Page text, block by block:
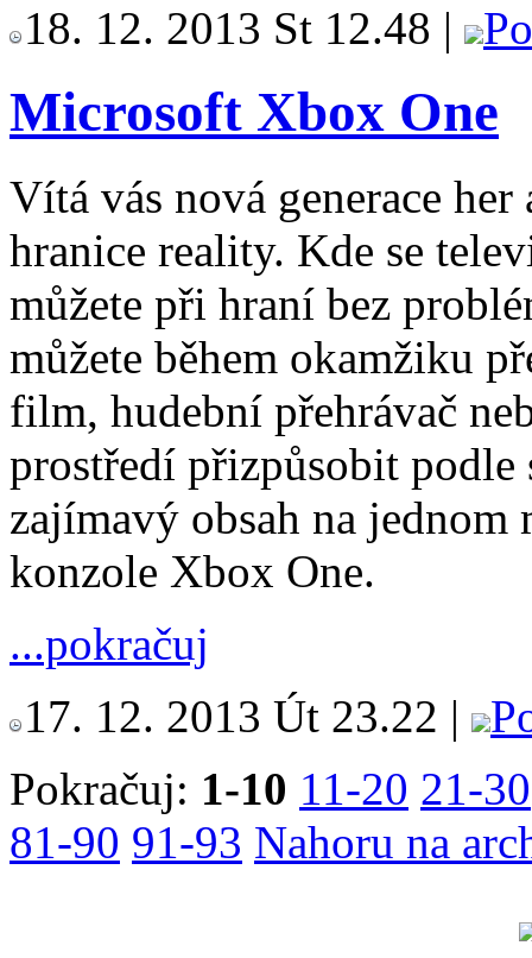
18. 12. 2013 St 12.48 |
Microsoft Xbox One
Vítá vás nová generace
hranice reality. Kde se
můžete při hraní bez
můžete během okamžiku
film, hudební přehrávač
prostředí přizpůsobit podle
zajímavý obsah na jednom
konzole Xbox One.
...pokračuj
17. 12. 2013 Út 23.22 |
Pokračuj: 1-10 11-20 21-30
81-90 91-93 Nahoru na